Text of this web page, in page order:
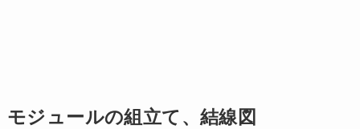
モジュールの組立て、結線図